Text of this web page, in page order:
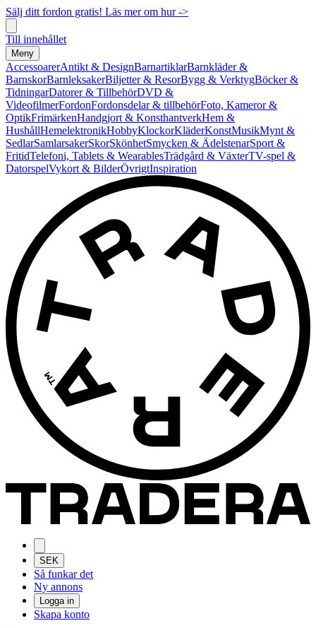
Sälj ditt fordon gratis! Läs mer om hur ->
Till innehållet
Meny
AccessoarerAntikt & DesignBarnartiklarBarnkläder &
BarnskorBarnleksakerBiljetter & ResorBygg & VerktygBöcker &
TidningarDatorer & TillbehörDVD &
VideofilmerFordonFordonsdelar & tillbehörFoto, Kameror &
OptikFrimärkenHandgjort & KonsthantverkHem &
HushållHemelektronikHobbyKlockorKläderKonstMusikMynt &
SedlarSamlarsakerSkorSkönhetSmycken & ÄdelstenarSport &
FritidTelefoni, Tablets & WearablesTrädgård & VäxterTV-spel &
DatorspelVykort & BilderÖvrigtInspiration
SEK
Så funkar det
Ny annons
Logga in
Skapa konto